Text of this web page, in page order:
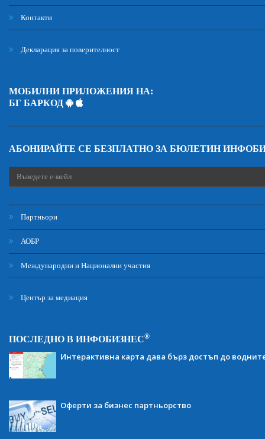
Контакти
Декларация за поверителност
МОБИЛНИ ПРИЛОЖЕНИЯ НА:
БГ БАРКОД
АБОНИРАЙТЕ СЕ БЕЗПЛАТНО ЗА БЮЛЕТИН
Партньори
АОБР
Международни и Национални участия
Център за медиация
ПОСЛЕДНО В ИНФОБИЗНЕС®
Интерактивна карта дава бърз достъп до
Оферти за бизнес партньорство